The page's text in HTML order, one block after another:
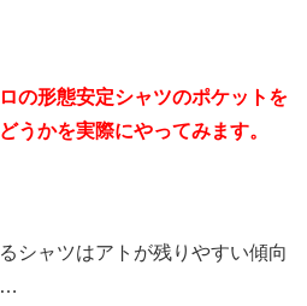
の形態安定シャツのポケットを
うかを実際にやってみます。
シャツはアトが残りやすい傾向